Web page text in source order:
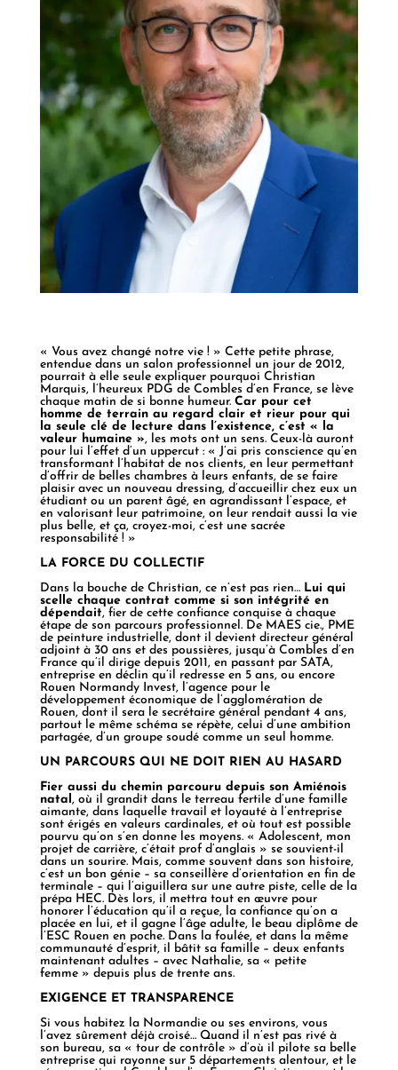
« Vous avez changé notre vie ! » Cette petite phrase,
entendue dans un salon professionnel un jour de 2012,
pourrait à elle seule expliquer pourquoi Christian
Marquis, l’heureux PDG de Combles d’en France, se lève
chaque matin de si bonne humeur. Car pour cet
homme de terrain au regard clair et rieur pour qui
la seule clé de lecture dans l’existence, c’est « la
valeur humaine », les mots ont un sens. Ceux-là auront
pour lui l’effet d’un uppercut : « J’ai pris conscience qu’en
transformant l’habitat de nos clients, en leur permettant
d’offrir de belles chambres à leurs enfants, de se faire
plaisir avec un nouveau dressing, d’accueillir chez eux un
étudiant ou un parent âgé, en agrandissant l’espace, et
en valorisant leur patrimoine, on leur rendait aussi la vie
plus belle, et ça, croyez-moi, c’est une sacrée
responsabilité ! »
LA FORCE DU COLLECTIF
Dans la bouche de Christian, ce n’est pas rien… Lui qui
scelle chaque contrat comme si son intégrité en
dépendait, fier de cette confiance conquise à chaque
étape de son parcours professionnel. De MAES cie., PME
de peinture industrielle, dont il devient directeur général
adjoint à 30 ans et des poussières, jusqu’à Combles d’en
France qu’il dirige depuis 2011, en passant par SATA,
entreprise en déclin qu’il redresse en 5 ans, ou encore
Rouen Normandy Invest, l’agence pour le
développement économique de l’agglomération de
Rouen, dont il sera le secrétaire général pendant 4 ans,
partout le même schéma se répète, celui d’une ambition
partagée, d’un groupe soudé comme un seul homme.
UN PARCOURS QUI NE DOIT RIEN AU HASARD
Fier aussi du chemin parcouru depuis son Amiénois
natal, où il grandit dans le terreau fertile d’une famille
aimante, dans laquelle travail et loyauté à l’entreprise
sont érigés en valeurs cardinales, et où tout est possible
pourvu qu’on s’en donne les moyens. « Adolescent, mon
projet de carrière, c’était prof d’anglais » se souvient-il
dans un sourire. Mais, comme souvent dans son histoire,
c’est un bon génie – sa conseillère d’orientation en fin de
terminale – qui l’aiguillera sur une autre piste, celle de la
prépa HEC. Dès lors, il mettra tout en œuvre pour
honorer l’éducation qu’il a reçue, la confiance qu’on a
placée en lui, et il gagne l’âge adulte, le beau diplôme de
l’ESC Rouen en poche. Dans la foulée, et dans la même
communauté d’esprit, il bâtit sa famille – deux enfants
maintenant adultes – avec Nathalie, sa « petite
femme » depuis plus de trente ans.
EXIGENCE ET TRANSPARENCE
Si vous habitez la Normandie ou ses environs, vous
l’avez sûrement déjà croisé… Quand il n’est pas rivé à
son bureau, sa « tour de contrôle » d’où il pilote sa belle
entreprise qui rayonne sur 5 départements alentour, et le